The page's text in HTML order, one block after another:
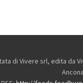
di Vivere srl, edita da